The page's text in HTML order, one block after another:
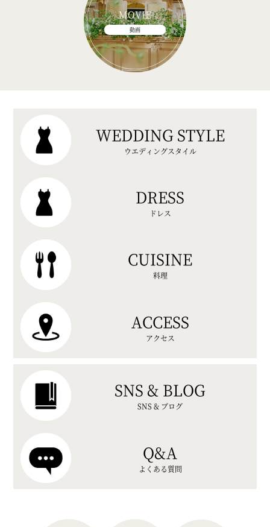
MOVIE
動画
WEDDING STYLE
ウエディングスタイル
DRESS
ドレス
CUISINE
料理
ACCESS
アクセス
SNS & BLOG
SNS & ブログ
Q&A
よくある質問